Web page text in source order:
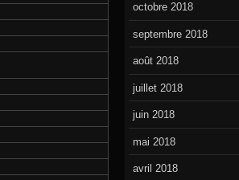
octobre 2018
septembre 2018
août 2018
juillet 2018
juin 2018
mai 2018
avril 2018